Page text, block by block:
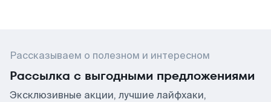
Рассказываем о полезном и интересном
Рассылка с выгодными предложениями
Эксклюзивные акции, лучшие лайфхаки,